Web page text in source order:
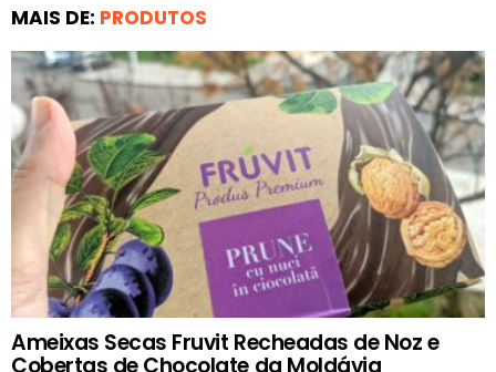
MAIS DE: PRODUTOS
Ameixas Secas Fruvit Recheadas de Noz e